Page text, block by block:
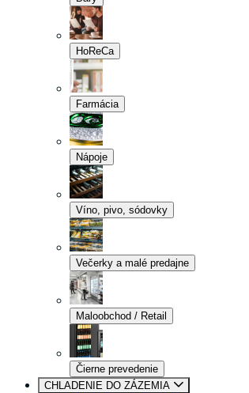
HoReCa
Farmácia
Nápoje
Víno, pivo, sódovky
Večerky a malé predajne
Maloobchod / Retail
Čierne prevedenie
CHLADENIE DO ZÁZEMIA